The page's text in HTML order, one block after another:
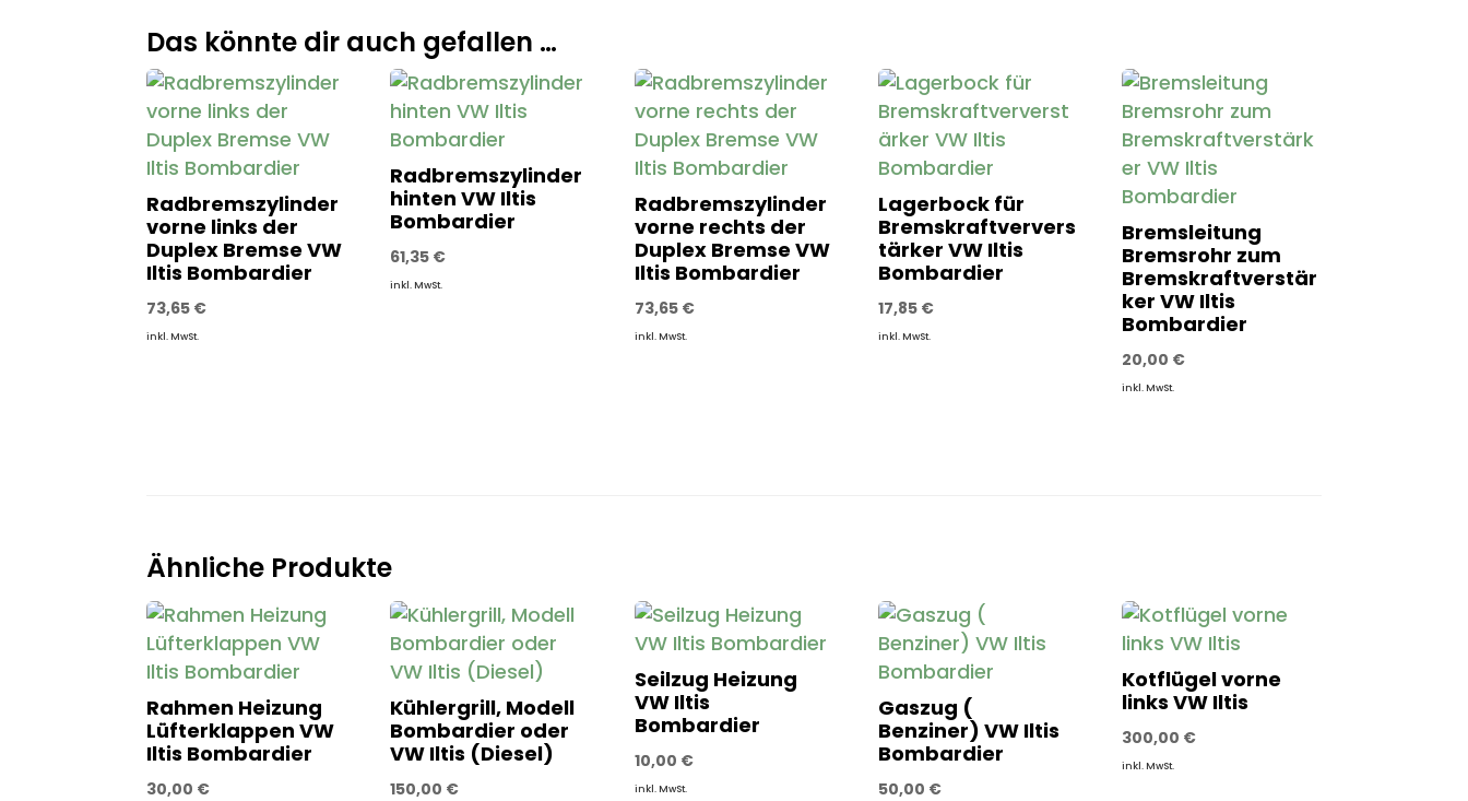
Das könnte dir auch gefallen …
Radbremszylinder
vorne links der
Duplex Bremse VW
Iltis Bombardier
73,65 €
inkl. MwSt.
Radbremszylinder
hinten VW Iltis
Bombardier
61,35 €
inkl. MwSt.
Radbremszylinder
vorne rechts der
Duplex Bremse VW
Iltis Bombardier
73,65 €
inkl. MwSt.
Lagerbock für
Bremskraftververs
tärker VW Iltis
Bombardier
17,85 €
inkl. MwSt.
Bremsleitung
Bremsrohr zum
Bremskraftverstär
ker VW Iltis
Bombardier
20,00 €
inkl. MwSt.
Ähnliche Produkte
Rahmen Heizung
Lüfterklappen VW
Iltis Bombardier
30,00 €
Kühlergrill, Modell
Bombardier oder
VW Iltis (Diesel)
150,00 €
Seilzug Heizung
VW Iltis
Bombardier
10,00 €
inkl. MwSt.
Gaszug (
Benziner) VW Iltis
Bombardier
50,00 €
Kotflügel vorne
links VW Iltis
300,00 €
inkl. MwSt.